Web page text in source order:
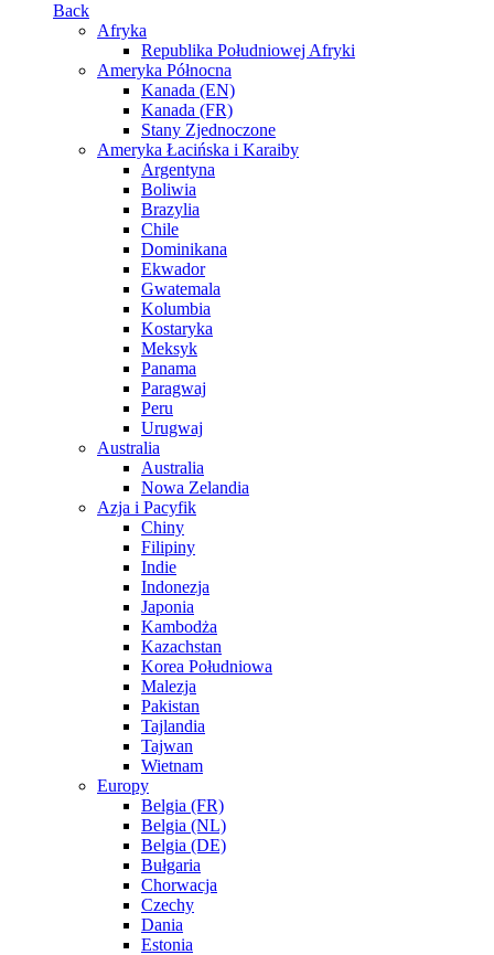
Back
Afryka
Republika Południowej Afryki
Ameryka Północna
Kanada (EN)
Kanada (FR)
Stany Zjednoczone
Ameryka Łacińska i Karaiby
Argentyna
Boliwia
Brazylia
Chile
Dominikana
Ekwador
Gwatemala
Kolumbia
Kostaryka
Meksyk
Panama
Paragwaj
Peru
Urugwaj
Australia
Australia
Nowa Zelandia
Azja i Pacyfik
Chiny
Filipiny
Indie
Indonezja
Japonia
Kambodża
Kazachstan
Korea Południowa
Malezja
Pakistan
Tajlandia
Tajwan
Wietnam
Europy
Belgia (FR)
Belgia (NL)
Belgia (DE)
Bułgaria
Chorwacja
Czechy
Dania
Estonia